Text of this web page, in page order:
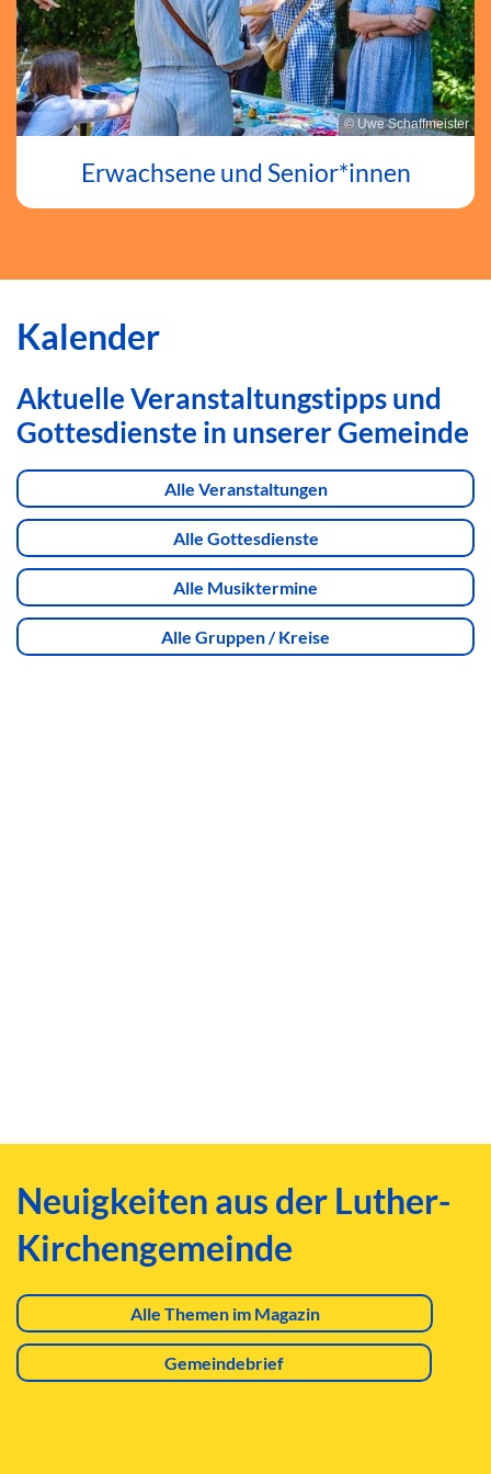
© Uwe Schaffmeister
Erwachsene und Senior*innen
Kalender
Aktuelle Veranstaltungstipps und
Gottesdienste in unserer Gemeinde
Alle Veranstaltungen
Alle Gottesdienste
Alle Musiktermine
Alle Gruppen / Kreise
Neuigkeiten aus der Luther-
Kirchengemeinde
Alle Themen im Magazin
Gemeindebrief